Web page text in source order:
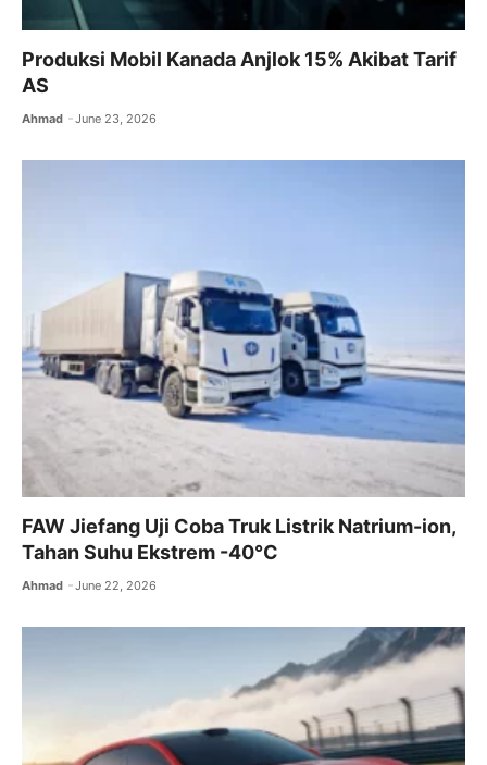
Produksi Mobil Kanada Anjlok 15% Akibat Tarif
AS
Ahmad June 23, 2026
FAW Jiefang Uji Coba Truk Listrik Natrium-ion,
Tahan Suhu Ekstrem -40°C
Ahmad June 22, 2026